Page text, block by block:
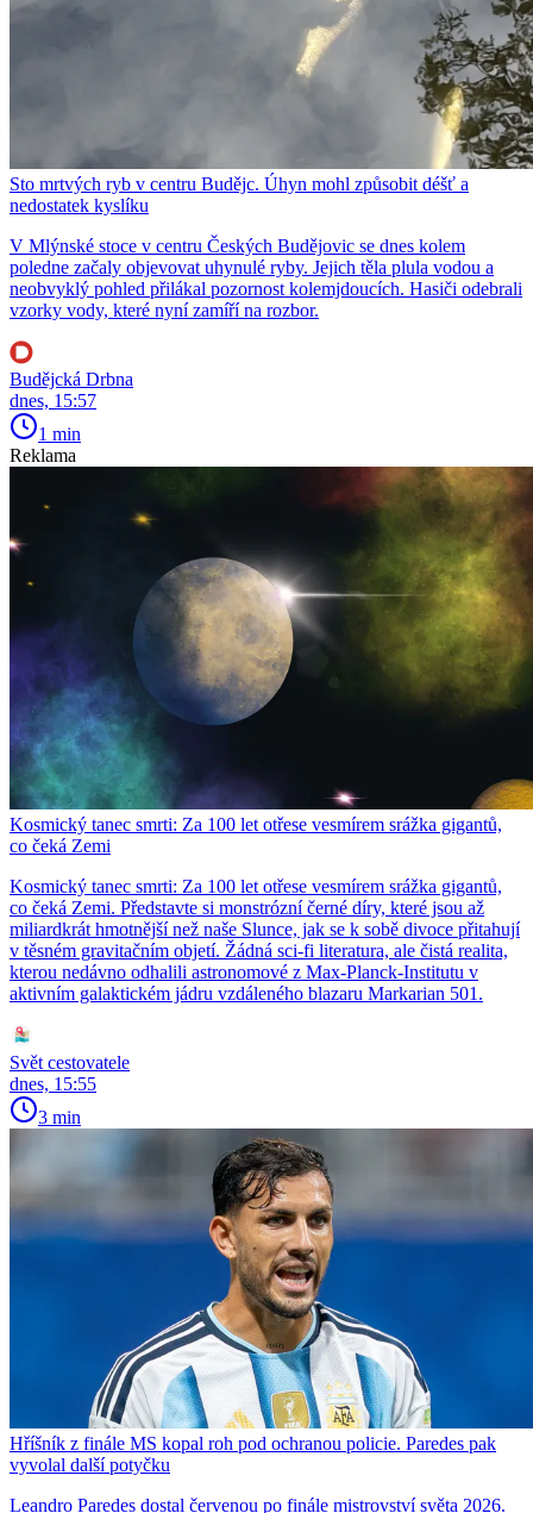
Sto mrtvých ryb v centru Budějc. Úhyn mohl způsobit déšť a
nedostatek kyslíku
V Mlýnské stoce v centru Českých Budějovic se dnes kolem
poledne začaly objevovat uhynulé ryby. Jejich těla plula vodou a
neobvyklý pohled přilákal pozornost kolemjdoucích. Hasiči odebrali
vzorky vody, které nyní zamíří na rozbor.
Budějcká Drbna
dnes, 15:57
1 min
Reklama
Kosmický tanec smrti: Za 100 let otřese vesmírem srážka gigantů,
co čeká Zemi
Kosmický tanec smrti: Za 100 let otřese vesmírem srážka gigantů,
co čeká Zemi. Představte si monstrózní černé díry, které jsou až
miliardkrát hmotnější než naše Slunce, jak se k sobě divoce přitahují
v těsném gravitačním objetí. Žádná sci-fi literatura, ale čistá realita,
kterou nedávno odhalili astronomové z Max-Planck-Institutu v
aktivním galaktickém jádru vzdáleného blazaru Markarian 501.
Svět cestovatele
dnes, 15:55
3 min
Hříšník z finále MS kopal roh pod ochranou policie. Paredes pak
vyvolal další potyčku
Leandro Paredes dostal červenou po finále mistrovství světa 2026.